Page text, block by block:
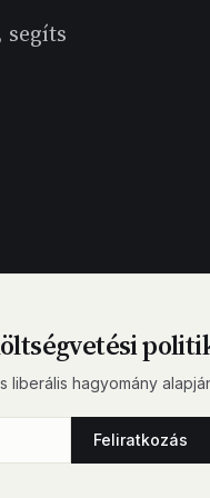
liberális hagyomány
Feliratkozás